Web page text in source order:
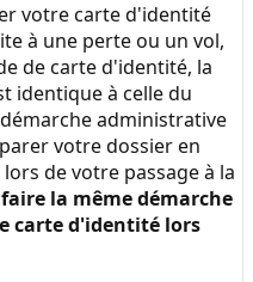
votre carte d'identité
à une perte ou un vol,
de carte d'identité, la
identique à celle du
administrative
votre dossier en
de votre passage à la
la même démarche
carte d'identité lors